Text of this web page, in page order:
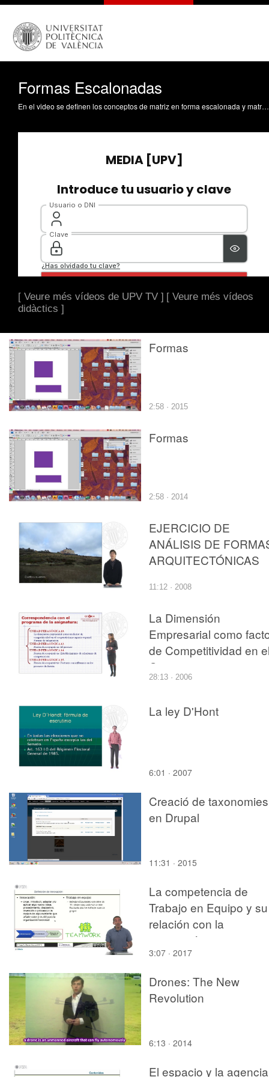
Formas Escalonadas
En el video se definen los conceptos de matriz en forma escalonada y matriz en forma escalonada reducida por filas y se muestran ejemplos para clarificar ambos conceptos. Corral Ortega, C. (2016). Formas Escalonadas. https://riunet.upv.es/handle/10251/63524 DER
[ Veure més vídeos de UPV TV ] [ Veure més vídeos
didàctics ]
Formas
2:58 · 2015
Formas
2:58 · 2014
EJERCICIO DE
ANÁLISIS DE
ARQUITECTÓNICAS
11:12 · 2008
La Dimensión
Empresarial como
de Competitividad en
Cooperativismo agrario
español.Formas de
28:13 · 2006
La ley D'Hont
6:01 · 2007
Creació de taxonomies
en Drupal
11:31 · 2015
La competencia de
Trabajo en Equipo y su
relación con la
innovación.
3:07 · 2017
Drones: The New
Revolution
6:13 · 2014
El espacio y la agencia